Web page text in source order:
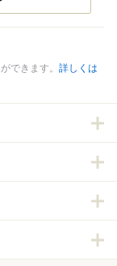
できます。 詳しくは